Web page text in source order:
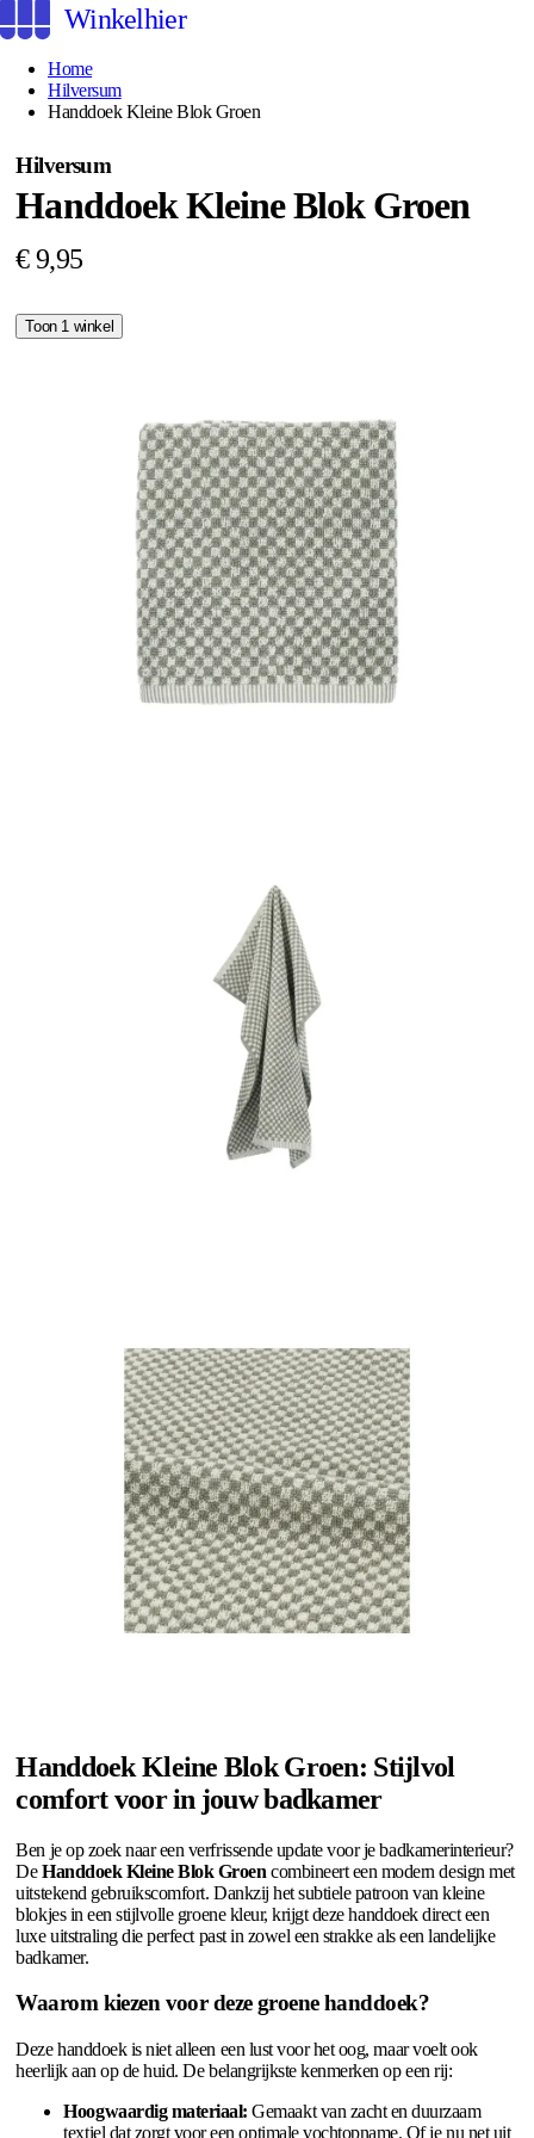
Winkelhier
Home
Hilversum
Handdoek Kleine Blok Groen
Hilversum
Handdoek Kleine Blok Groen
€ 9,95
Toon 1 winkel
Handdoek Kleine Blok Groen: Stijlvol
comfort voor in jouw badkamer
Ben je op zoek naar een verfrissende update voor je badkamerinterieur?
DeHanddoek Kleine Blok Groen combineert een modern design met
uitstekend gebruikscomfort. Dankzij het subtiele patroon van kleine
blokjes in een stijlvolle groene kleur, krijgt deze handdoek direct een
luxe uitstraling die perfect past in zowel een strakke als een landelijke
badkamer.
Waarom kiezen voor deze groene handdoek?
Deze handdoek is niet alleen een lust voor het oog, maar voelt ook
heerlijk aan op de huid. De belangrijkste kenmerken op een rij:
Hoogwaardig materiaal: Gemaakt van zacht en duurzaam
textiel dat zorgt voor een optimale vochtopname. Of je nu net uit